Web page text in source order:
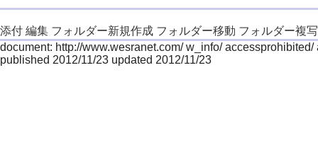
添付 編集 フォルダー新規作成 フォルダー移動 フォルダー複写
document: http://www.wesranet.com/ w_info/
published 2012/11/23 updated 2012/11/23